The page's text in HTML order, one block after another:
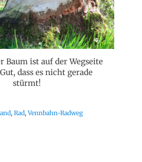
Baum ist auf der Wegseite
dass es nicht gerade
stürmt!
, Rad,Vennbahn-Radweg